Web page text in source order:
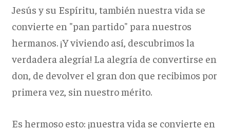
Jesús y su Espíritu, también nuestra vida se
convierte en "pan partido" para nuestros
hermanos. ¡Y viviendo así, descubrimos la
verdadera alegría! La alegría de convertirse en
don, de devolver el gran don que recibimos por
primera vez, sin nuestro mérito.
Es hermoso esto: ¡nuestra vida se convierte en